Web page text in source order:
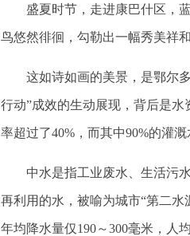
盛夏时节，走进康巴什区，蓝
鸟悠然徘徊，勾勒出一幅秀美祥
这如诗如画的美景，是鄂尔多
行动”成效的生动展现，背后是
率超过了40%，而其中90%的灌
中水是指工业废水、生活污水
再利用的水，被喻为城市“第二
年均降水量仅190～300毫米，人